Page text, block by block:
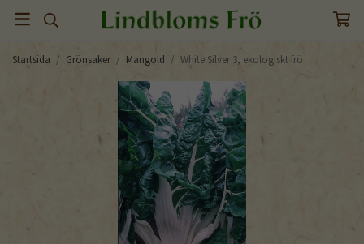
Startsida / Grönsaker / Mangold / White Silver 3, ekologiskt frö